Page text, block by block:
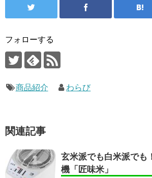
フォローする
商品紹介 わらび
関連記事
玄米派でも白米派でも
機「匠味米」